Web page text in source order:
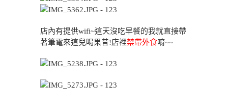
店內有提供wifi~這天沒吃早餐的我就直接帶
著筆電來這兒喝果昔!店裡禁帶外食唷~~